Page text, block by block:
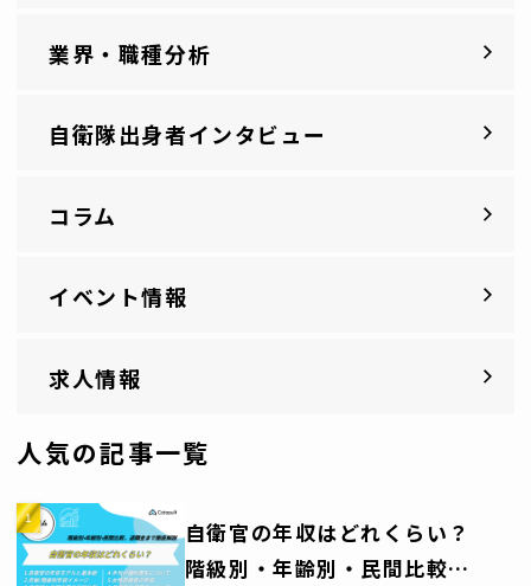
業界・職種分析
自衛隊出身者インタビュー
コラム
イベント情報
求人情報
人気の記事一覧
自衛官の年収はどれくらい？
階級別・年齢別・民間比較、